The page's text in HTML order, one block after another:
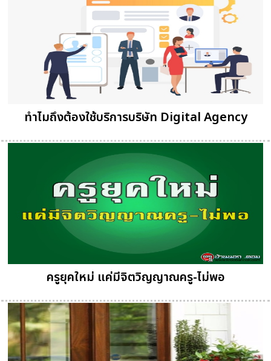
ทำไมถึงต้องใช้บริการบริษัท Digital Agency
ครูยุคใหม่ แค่มีจิตวิญญาณครู-ไม่พอ